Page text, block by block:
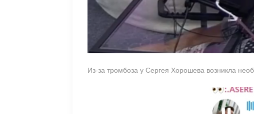
Из-за тромбоза у Сергея Хорошева возникла